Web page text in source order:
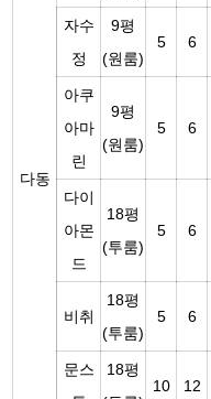
다동
자수
정
9평
(원룸)
5 6
아쿠
아마
린
9평
(원룸)
5 6
다이
아몬
드
18평
(투룸)
5 6
비취
18평
(투룸)
5 6
문스
18평
10 12